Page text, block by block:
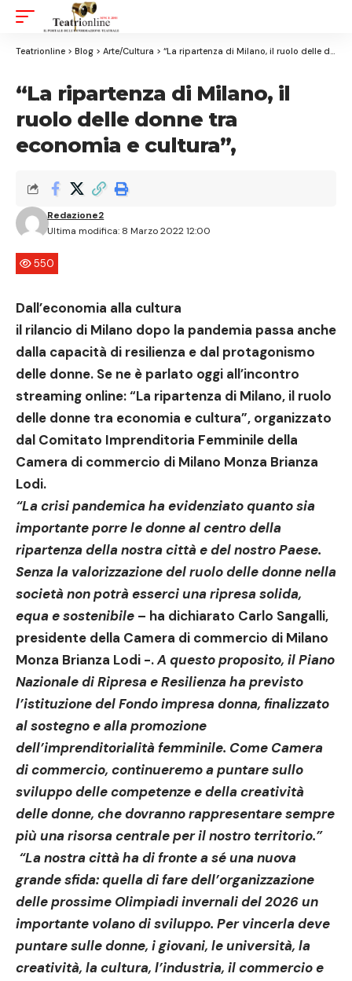
Resizer
Teatrionline > Blog > Arte/Cultura > “La ripartenza di Milano, il ruolo delle donne tra economia e cultura”,
“La ripartenza di Milano, il
ruolo delle donne tra
economia e cultura”,
Ultima modifica: 8 Marzo 2022 12:00
Redazione2
550
Dall’economia alla cultura
il rilancio di Milano dopo la pandemia passa anche
dalla capacità di resilienza e dal protagonismo
delle donne. Se ne è parlato oggi all’incontro
streaming online:“La ripartenza di Milano, il ruolo
delle donne tra economia e cultura”, organizzato
dal Comitato Imprenditoria Femminile della
Camera di commercio di Milano Monza Brianza
Lodi.
“La crisi pandemica ha evidenziato quanto sia
importante porre le donne al centro della
ripartenza della nostra città e del nostro Paese.
Senza la valorizzazione del ruolo delle donne nella
società non potrà esserci una ripresa solida,
equa e sostenibile – ha dichiarato Carlo Sangalli,
presidente della Camera di commercio di Milano
Monza Brianza Lodi -.A questo proposito, il Piano
Nazionale di Ripresa e Resilienza ha previsto
l’istituzione del Fondo impresa donna, finalizzato
al sostegno e alla promozione
dell’imprenditorialità femminile. Come Camera
di commercio, continueremo a puntare sullo
sviluppo delle competenze e della creatività
delle donne, che dovranno rappresentare sempre
più una risorsa centrale per il nostro territorio.”
“La nostra città ha di fronte a sé una nuova
grande sfida: quella di fare dell’organizzazione
delle prossime Olimpiadi invernali del 2026 un
importante volano di sviluppo. Per vincerla deve
puntare sulle donne, i giovani, le università, la
creatività, la cultura, l’industria, il commercio e